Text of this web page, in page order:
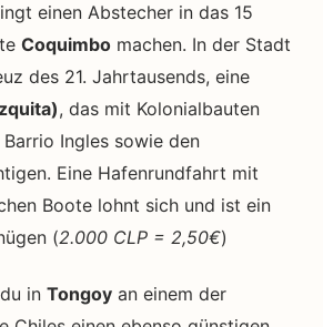
einen Abstecher in das 15
Coquimbo machen. In der Stadt
des 21. Jahrtausends, eine
, das mit Kolonialbauten
Ingles sowie den
Eine Hafenrundfahrt mit
Boote lohnt sich und ist ein
(2.000 CLP = 2,50€)
in Tongoy an einem der